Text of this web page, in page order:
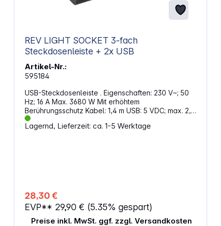
REV LIGHT SOCKET 3-fach
Steckdosenleiste + 2x USB
Artikel-Nr.:
595184
USB-Steckdosenleiste . Eigenschaften: 230 V~; 50
Hz; 16 A Max. 3680 W Mit erhöhtem
Berührungsschutz Kabel: 1,4 m USB: 5 VDC; max. 2,1
A (1 x 2,1 A oder 2 x 1,05 A); max. 10,5 W (max. 2 x
5,25 W) Länge: ca. 20 cm Schutzart: IP 20
Lagernd, Lieferzeit: ca. 1-5 Werktage
28,30 €
EVP** 29,90 € (5.35% gespart)
Preise inkl. MwSt. ggf. zzgl. Versandkosten